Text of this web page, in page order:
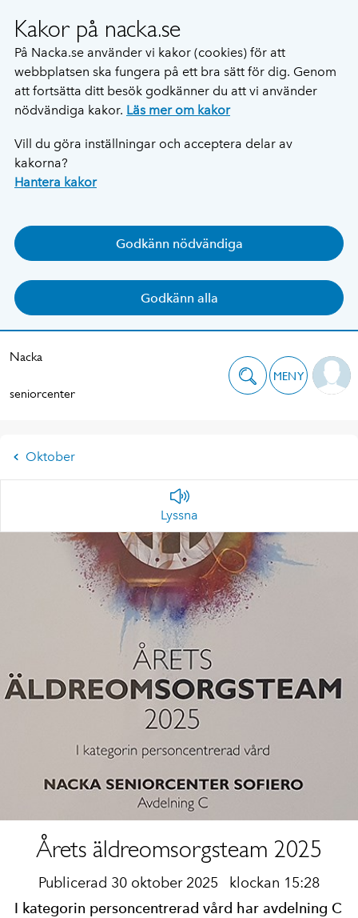
Kakor på nacka.se
På Nacka.se använder vi kakor (cookies) för att
webbplatsen ska fungera på ett bra sätt för dig. Genom
att fortsätta ditt besök godkänner du att vi använder
nödvändiga kakor. Läs mer om kakor
Vill du göra inställningar och acceptera delar av
kakorna?
Hantera kakor
Godkänn nödvändiga
Godkänn alla
Nacka
seniorcenter
MENY
Oktober
Lyssna
Årets äldreomsorgsteam 2025
Publicerad 30 oktober 2025 klockan 15:28
I kategorin personcentrerad vård har avdelning C